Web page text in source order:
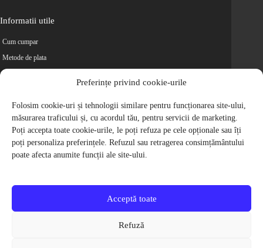
Preferințe privind cookie-urile
Folosim cookie-uri și tehnologii similare pentru funcționarea site-ului,
măsurarea traficului și, cu acordul tău, pentru servicii de marketing.
Poți accepta toate cookie-urile, le poți refuza pe cele opționale sau îți
poți personaliza preferințele. Refuzul sau retragerea consimțământului
poate afecta anumite funcții ale site-ului.
Acceptă toate
Refuză
Informatii utile
Cum cumpar
Metode de plata
Retur
Cariere
Politica de Confidentialitate
Politica de cookie-uri